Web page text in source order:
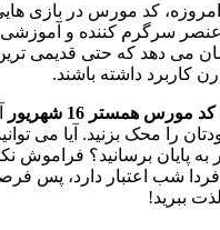
کد مورس در بازی
سرگرم کننده و آموزشی
می دهد که حتی قدیمی ترین
کاربرد داشته باشند.
کد مورس همستر 16 شهریور
را محک بزنید. آیا می
پایان برسانید؟ فراموش
فقط تا ساعت 22:30 فردا شب اعتبار
ببرید!